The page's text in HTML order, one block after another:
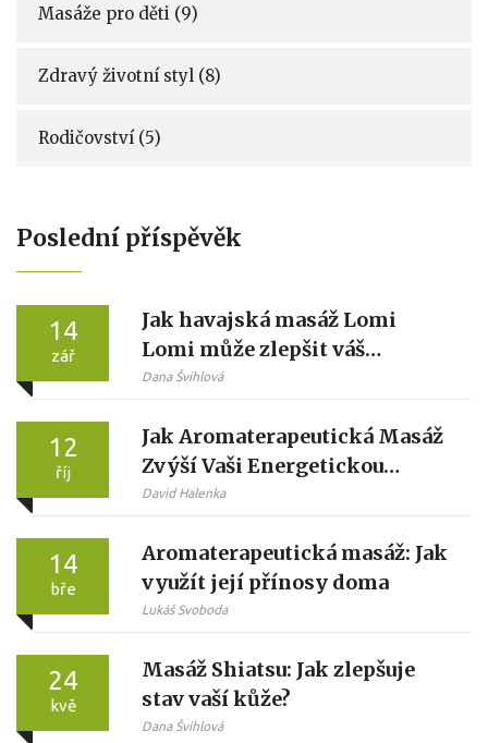
Masáže pro děti (9)
Zdravý životní styl (8)
Rodičovství (5)
Poslední příspěvěk
14
zář
Jak havajská masáž Lomi
Lomi může zlepšit váš
každodenní život
Dana Švihlová
12
říj
Jak Aromaterapeutická Masáž
Zvýší Vaši Energetickou
Hladinu
David Halenka
14
bře
Aromaterapeutická masáž: Jak
využít její přínosy doma
Lukáš Svoboda
24
kvě
Masáž Shiatsu: Jak zlepšuje
stav vaší kůže?
Dana Švihlová